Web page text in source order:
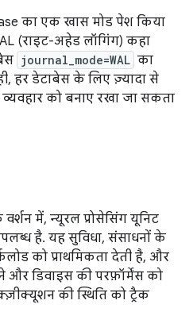
का एक खास मोड पेश किया
(राइट-अहेड लॉगिंग) कहा
journal_mode=WAL का
हर डेटाबेस के लिए ज़्यादा से
को बनाए रखा जा सकता
में, न्यूरल प्रोसेसिंग यूनिट
है. यह सुविधा, संसाधनों के
को प्राथमिकता देती है, और
और डिवाइस की परफ़ॉर्मेंस को
की स्थिति को ट्रैक